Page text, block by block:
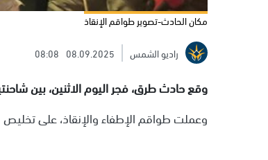
مكان الحادث-تصوير طواقم الإنقاذ
راديو الشمس
08.09.2025
08:08
وقع حادث طرق، فجر اليوم الاثنين، بين شاحنتين على
وعملت طواقم الإطفاء والإنقاذ، على تخليص 3 عالقين من داخل شاحنة جراء